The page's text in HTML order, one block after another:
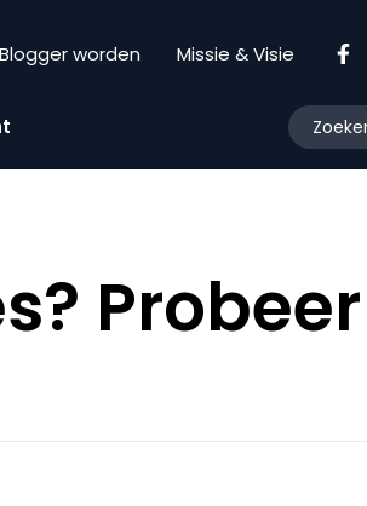
Blogger worden Missie & Visie
Probeer